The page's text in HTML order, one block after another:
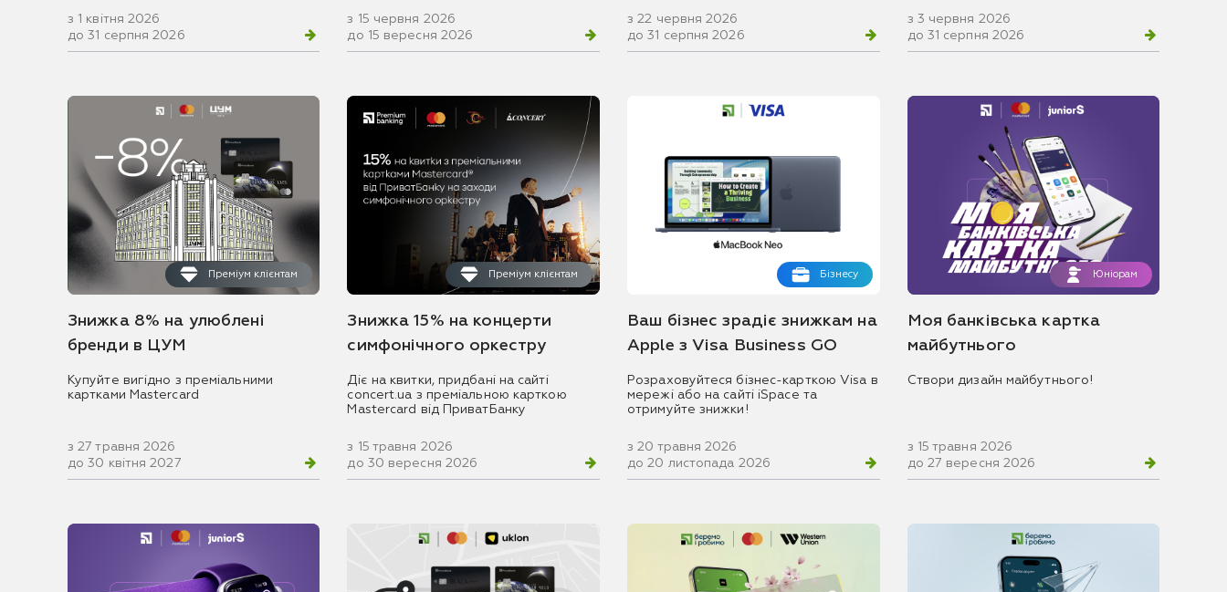
з 1 квітня 2026
до 31 серпня 2026
з 15 червня 2026
до 15 вересня 2026
з 22 червня 2026
до 31 серпня 2026
з 3 червня 2026
до 31 серпня 2026
Преміум клієнтам
Знижка 8% на улюблені
бренди в ЦУМ
Купуйте вигідно з преміальними
картками Mastercard
з 27 травня 2026
до 30 квітня 2027
Преміум клієнтам
Знижка 15% на концерти
симфонічного оркестру
Діє на квитки, придбані на сайті
concert.ua з преміальною карткою
Mastercard від ПриватБанку
з 15 травня 2026
до 30 вересня 2026
Бізнесу
Ваш бізнес зрадіє знижкам на
Apple з Visa Business GO
Розраховуйтеся бізнес-карткою Visa в
мережі або на сайті iSpace та
отримуйте знижки!
з 20 травня 2026
до 20 листопада 2026
Юніорам
Моя банківська картка
майбутнього
Створи дизайн майбутнього!
з 15 травня 2026
до 27 вересня 2026